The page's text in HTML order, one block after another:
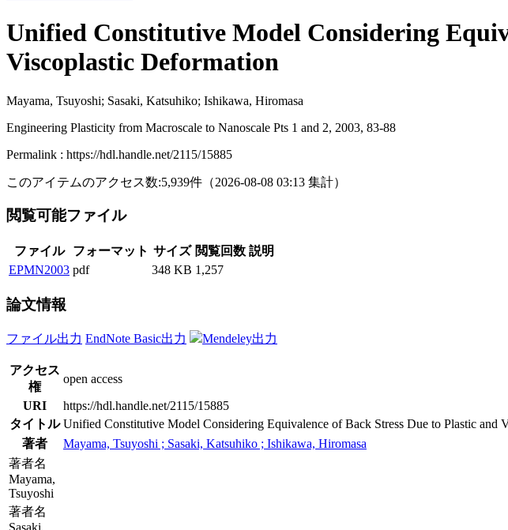
Unified Constitutive Model Considering
Viscoplastic Deformation
Mayama, Tsuyoshi; Sasaki, Katsuhiko; Ishikawa, Hiromasa
Engineering Plasticity from Macroscale to Nanoscale Pts 1 and 2, 2003, 83-88
Permalink : https://hdl.handle.net/2115/15885
このアイテムのアクセス数:5,939件 （2026-08-08 03:13 集計）
閲覧可能ファイル
ファイル フォーマット サイズ 閲覧回数 説明
EPMN2003 pdf 348 KB 1,257
論文情報
ファイル出力 EndNote Basic出力 Mendeley出力
アクセス
権
open access
URI
https://hdl.handle.net/2115/15885
タイトル Unified Constitutive Model Considering Equivalence of Back Stress Due to Plastic and
著者
Mayama, Tsuyoshi ; Sasaki, Katsuhiko ; Ishikawa, Hiromasa
著者名
Mayama,
Tsuyoshi
著者名
Sasaki,